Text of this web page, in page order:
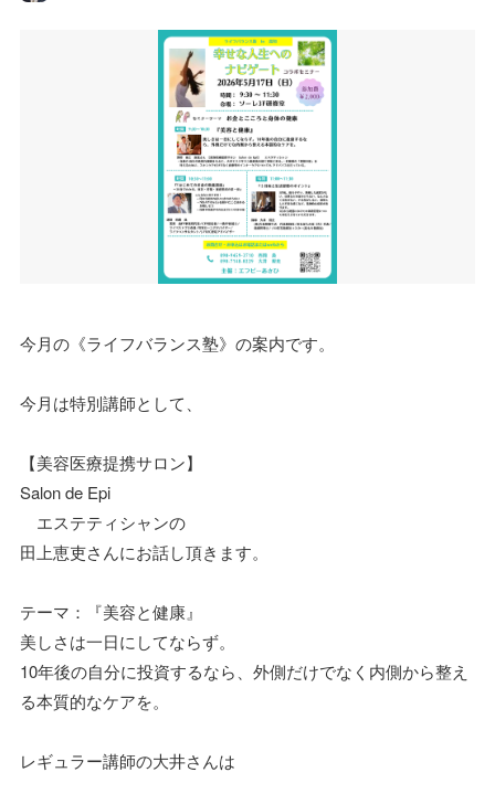
今月の《ライフバランス塾》の案内です。
今月は特別講師として、
【美容医療提携サロン】
Salon de Epi
エステティシャンの
田上恵吏さんにお話し頂きます。
テーマ：『美容と健康』
美しさは一日にしてならず。
10年後の自分に投資するなら、外側だけでなく内側から整え
る本質的なケアを。
レギュラー講師の大井さんは